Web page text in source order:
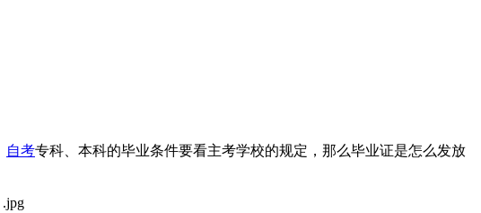
自考专科、本科的毕业条件要看主考学校的规定，那么毕业证是怎么发放